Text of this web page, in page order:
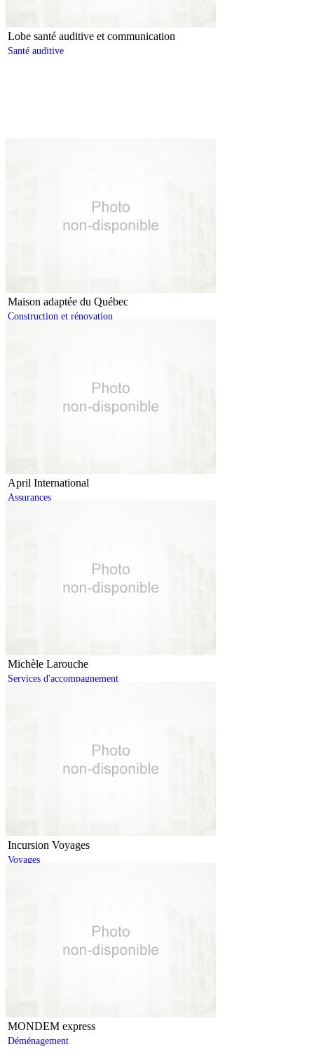
Lobe santé auditive et communication
Santé auditive
Maison adaptée du Québec
Construction et rénovation
April International
Assurances
Michèle Larouche
Services d'accompagnement
Incursion Voyages
Voyages
MONDEM express
Déménagement